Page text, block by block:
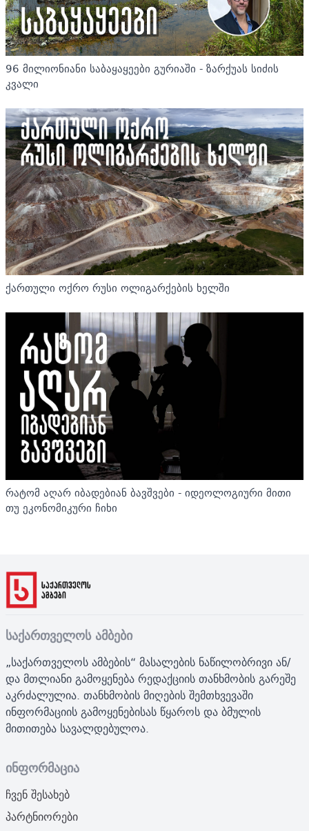
96 მილიონიანი საბაყაყეები გურიაში - ზარქუას სიძის
კვალი
ქართული ოქრო რუსი ოლიგარქების ხელში
რატომ აღარ იბადებიან ბავშვები - იდეოლოგიური მითი
თუ ეკონომიკური ჩიხი
საქართველოს ამბები
„საქართველოს ამბების“ მასალების ნაწილობრივი ან/
და მთლიანი გამოყენება რედაქციის თანხმობის გარეშე
აკრძალულია. თანხმობის მიღების შემთხვევაში
ინფორმაციის გამოყენებისას წყაროს და ბმულის
მითითება სავალდებულოა.
ინფორმაცია
ჩვენ შესახებ
პარტნიორები